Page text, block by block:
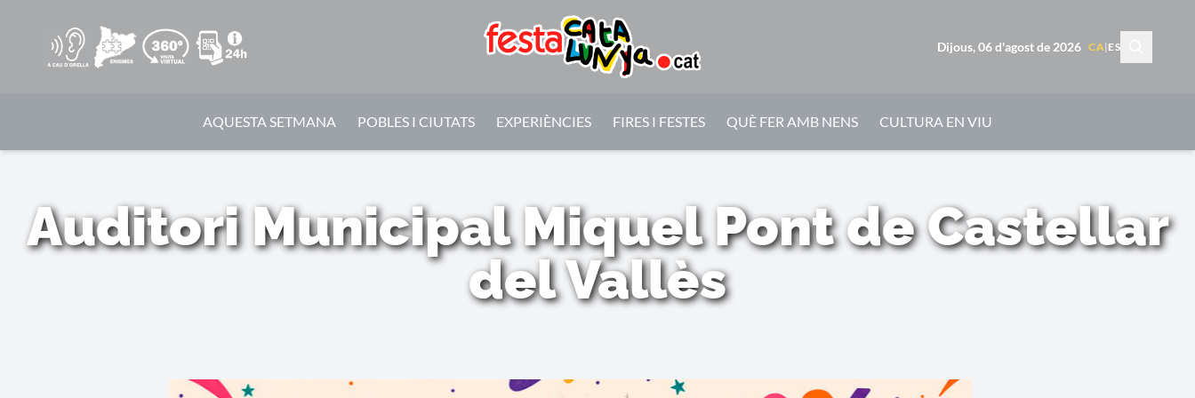
Dijous, 06 d'agost de 2026 CA| ES
AQUESTA SETMANA POBLES I CIUTATS EXPERIÈNCIES FIRES I FESTES QUÈ FER AMB NENS CULTURA EN VIU
Auditori Municipal Miquel Pont de Castellar
del Vallès